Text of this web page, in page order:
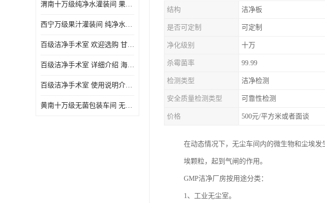
渭南十万级纯净水灌装间 果汁灌装间 使用说明介绍
西宁万级果汁灌装间 纯净水灌装间 详细介绍
百级洁净手术室 欢迎选购 甘肃百级洁净手术室报价表
百级洁净手术室 详细介绍 海东百级洁净手术室报价单
百级洁净手术室 使用说明介绍 青海百级洁净手术室电话
黄南十万级无菌包装车间 无菌室 使用说明介绍
结构 洁净板
是否可定制 可定制
净化级别 十万
杀霉菌率 99.99
检测类型 洁净检测
安全质量检测类型 可靠性检测
价格 500元/平方米或者面谈
在动态情况下，无尘车间内的微生物和尘埃
埃颗粒，起到气闸的作用。
GMP洁净厂房按用途分类：
1、工业无尘室。